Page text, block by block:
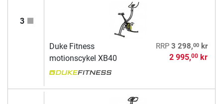
3
Duke Fitness
motionscykel XB40
RRP 3 298,00kr
2 995,00kr